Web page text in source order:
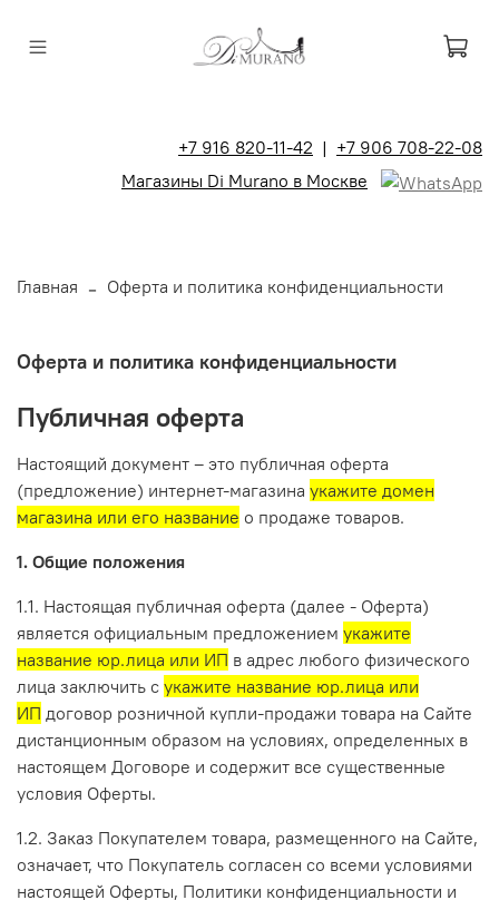
+7 916 820-11-42 | +7 906 708-22-08
Магазины Di Murano в Москве
Главная Оферта и политика конфиденциальности
Оферта и политика конфиденциальности
Публичная оферта
Настоящий документ – это публичная оферта
(предложение) интернет-магазина укажите домен
магазина или его название о продаже товаров.
1. Общие положения
1.1. Настоящая публичная оферта (далее - Оферта)
является официальным предложением укажите
название юр.лица или ИП в адрес любого физического
лица заключить с укажите название юр.лица или
ИП договор розничной купли-продажи товара на Сайте
дистанционным образом на условиях, определенных в
настоящем Договоре и содержит все существенные
условия Оферты.
1.2. Заказ Покупателем товара, размещенного на Сайте,
означает, что Покупатель согласен со всеми условиями
настоящей Оферты, Политики конфиденциальности и